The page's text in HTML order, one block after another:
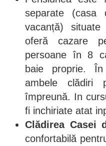
separate
vacanță)
oferă cazare
persoane în 8
baie proprie.
ambele clădiri
împreună. In
fi inchiriate atat
Clădirea Casei
confortabilă